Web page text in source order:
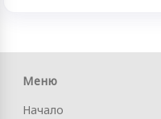
Меню
Начало